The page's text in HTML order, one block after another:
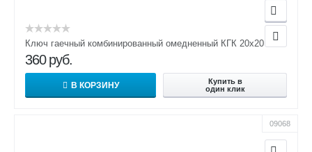
Ключ гаечный комбинированный омедненный КГК 20х20
360 руб.
В КОРЗИНУ
Купить в
один клик
09068